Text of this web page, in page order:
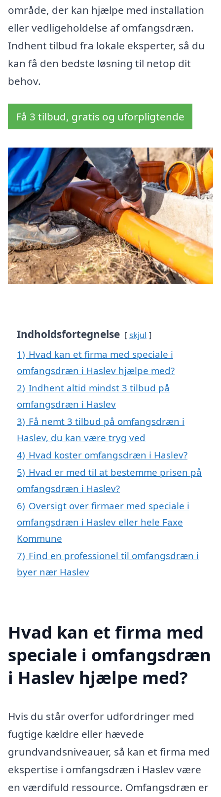
område, der kan hjælpe med installation
eller vedligeholdelse af omfangsdræn.
Indhent tilbud fra lokale eksperter, så du
kan få den bedste løsning til netop dit
behov.
Få 3 tilbud, gratis og uforpligtende
Indholdsfortegnelse skjul
1) Hvad kan et firma med speciale i
omfangsdræn i Haslev hjælpe med?
2) Indhent altid mindst 3 tilbud på
omfangsdræn i Haslev
3) Få nemt 3 tilbud på omfangsdræn i
Haslev, du kan være tryg ved
4) Hvad koster omfangsdræn i Haslev?
5) Hvad er med til at bestemme prisen på
omfangsdræn i Haslev?
6) Oversigt over firmaer med speciale i
omfangsdræn i Haslev eller hele Faxe
Kommune
7) Find en professionel til omfangsdræn i
byer nær Haslev
Hvad kan et firma med
speciale i omfangsdræn
i Haslev hjælpe med?
Hvis du står overfor udfordringer med
fugtige kældre eller hævede
grundvandsniveauer, så kan et firma med
ekspertise i omfangsdræn i Haslev være
en værdifuld ressource. Omfangsdræn er